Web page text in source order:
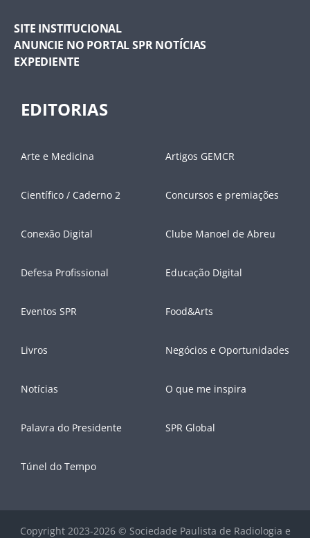
SITE INSTITUCIONAL
ANUNCIE NO PORTAL SPR NOTÍCIAS
EXPEDIENTE
EDITORIAS
Arte e Medicina Artigos GEMCR
Científico / Caderno 2 Concursos e premiações
Conexão Digital Clube Manoel de Abreu
Defesa Profissional Educação Digital
Eventos SPR Food&Arts
Livros Negócios e Oportunidades
Notícias O que me inspira
Palavra do Presidente SPR Global
Túnel do Tempo
Copyright 2023-2026 © Sociedade Paulista de Radiologia e